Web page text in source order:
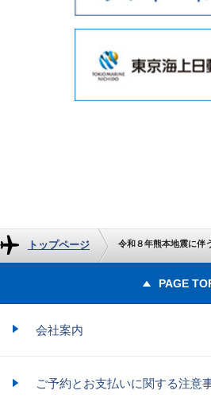
トップページ 令和８年熊本地震に伴
PAGE
会社案内
ご予約とお支払いに関する注意